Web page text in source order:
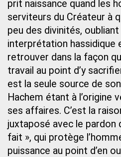
prit naissance quand les
serviteurs du Créateur à
peu des divinités, oubliant
interprétation hassidique
retrouver dans la façon
travail au point d’y
est la seule source de
Hachem étant à l’origine
ses affaires. C’est la
juxtaposé avec le pardon
fait », qui protège
puissance au point d’en